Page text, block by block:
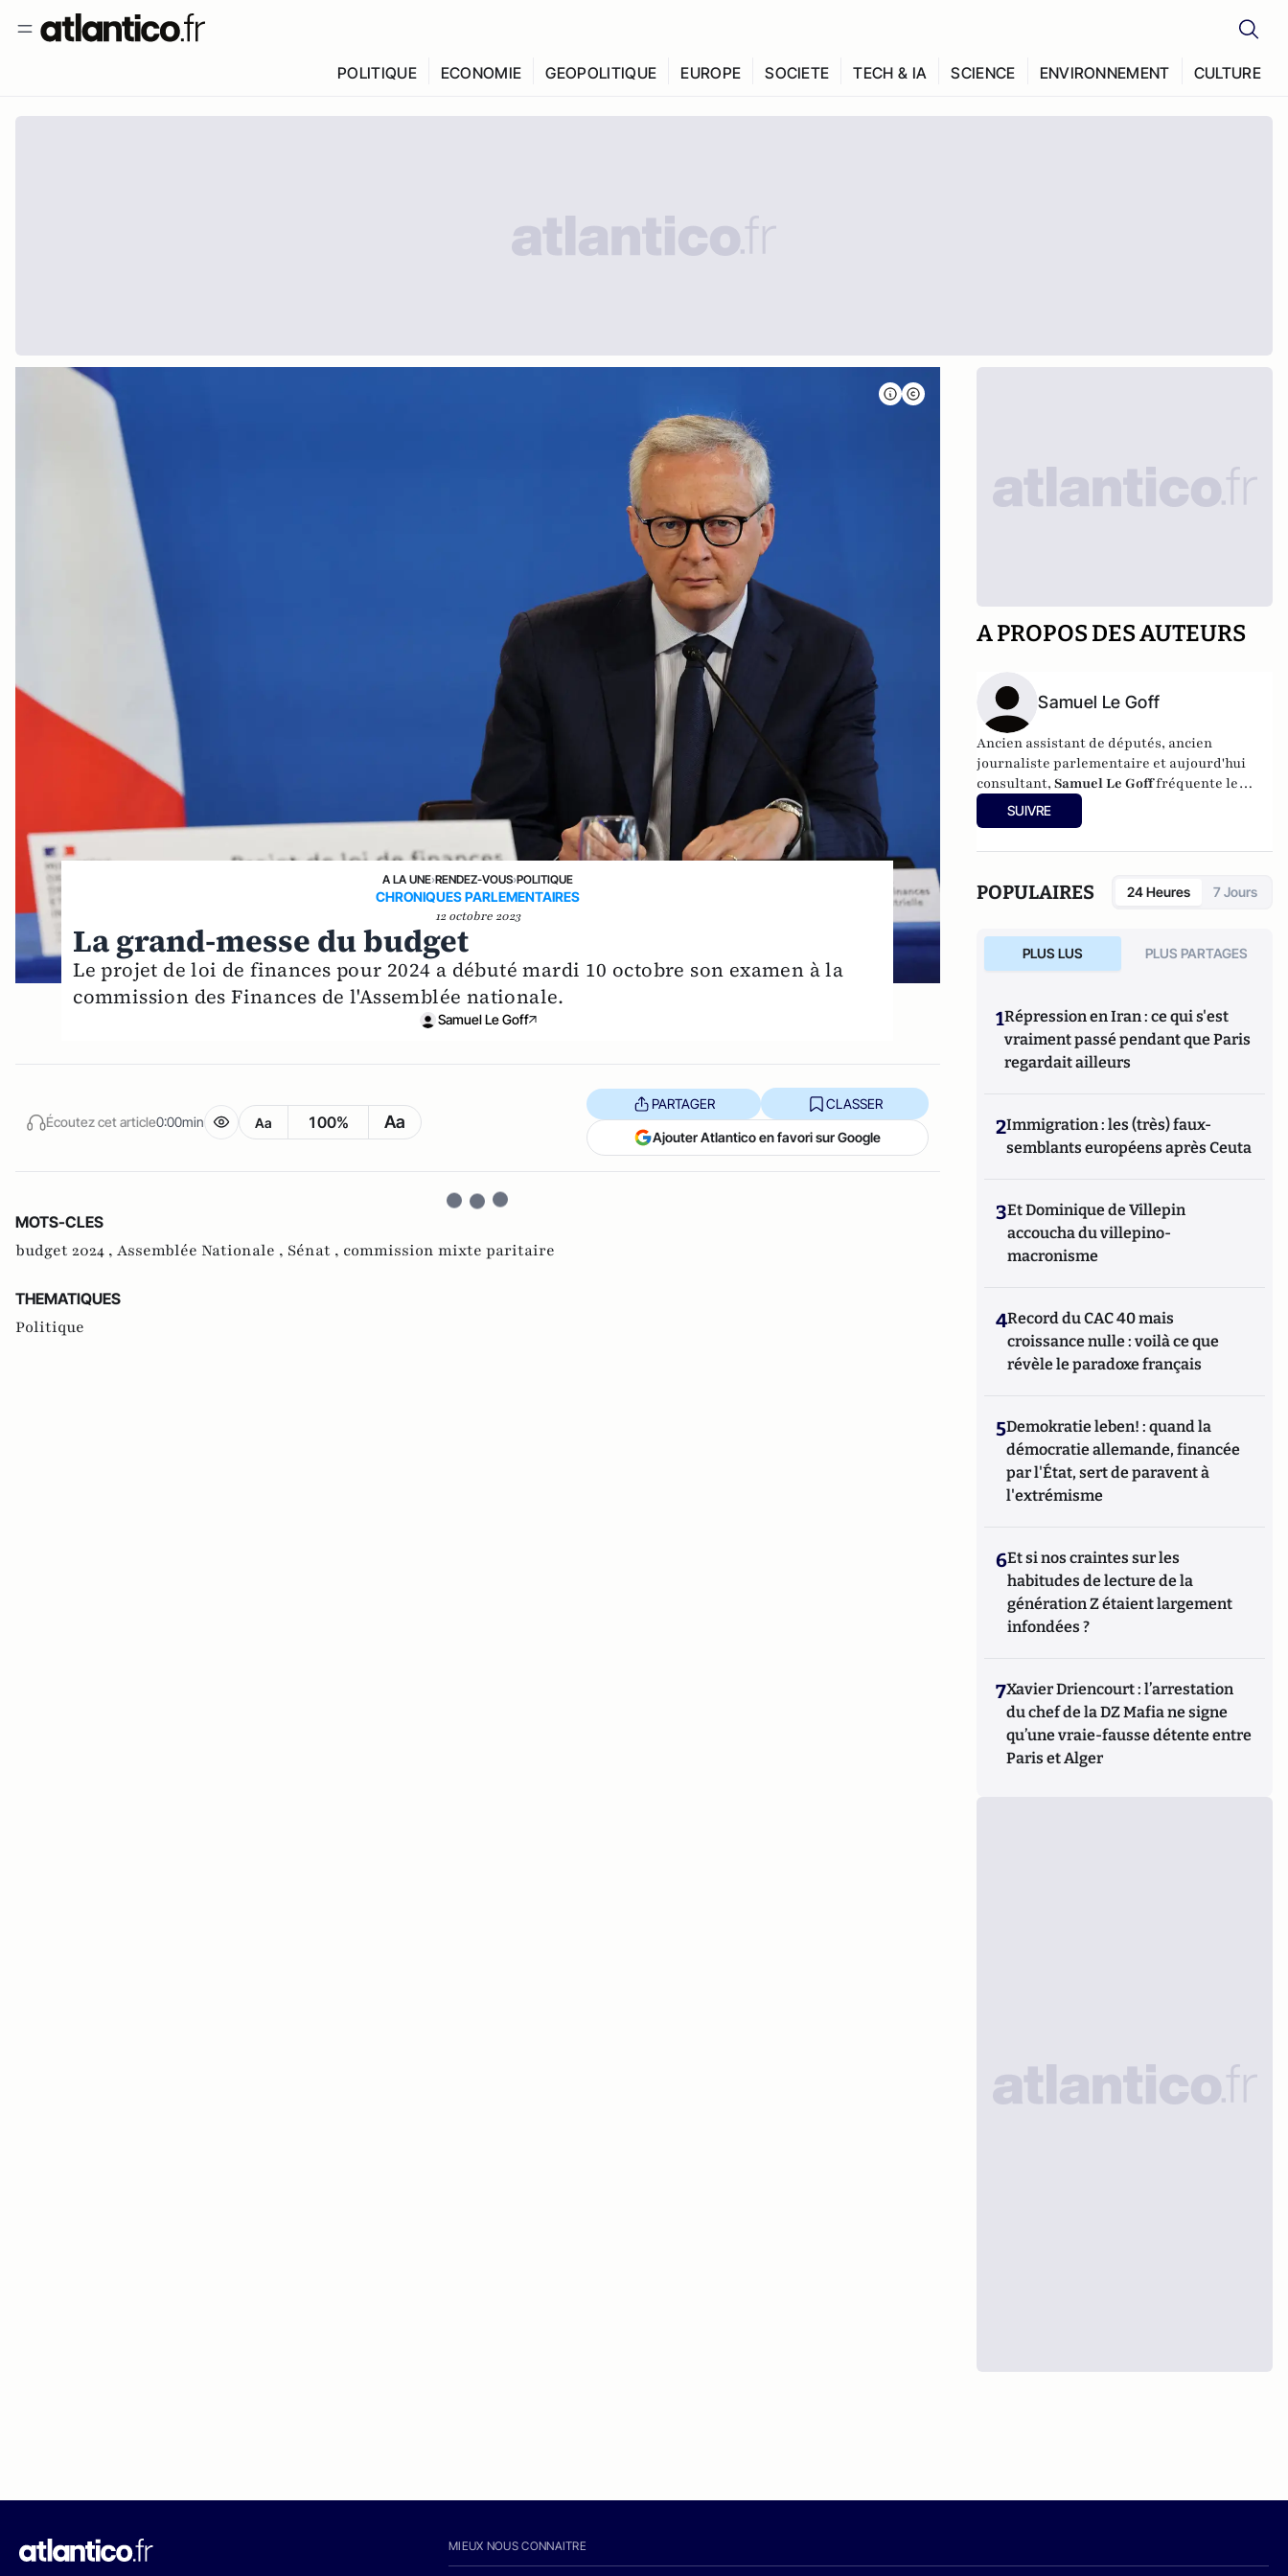
POLITIQUE ECONOMIE GEOPOLITIQUE EUROPE SOCIETE TECH & IA SCIENCE ENVIRONNEMENT CULTURE
A LA UNE›RENDEZ-VOUS›POLITIQUE
CHRONIQUES PARLEMENTAIRES
12 octobre 2023
La grand-messe du budget
Le projet de loi de finances pour 2024 a débuté mardi 10 octobre son examen à la
commission des Finances de l'Assemblée nationale.
Samuel Le Goff
Écoutez cet article0:00min Aa 100% Aa
PARTAGER CLASSER
Ajouter Atlantico en favori sur Google
MOTS-CLES
budget 2024 , Assemblée Nationale , Sénat , commission mixte paritaire
THEMATIQUES
Politique
A PROPOS DES AUTEURS
Samuel Le Goff
Ancien assistant de députés, ancien
journaliste parlementaire et aujourd'hui
consultant,Samuel Le Gofffréquente le
palais Bourbon et ses environs depuis 20
ans.
SUIVRE
POPULAIRES 24 Heures 7 Jours
PLUS LUS PLUS PARTAGES
1Répression en Iran : ce qui s'est
vraiment passé pendant que Paris
regardait ailleurs
2Immigration : les (très) faux-
semblants européens après Ceuta
3Et Dominique de Villepin
accoucha du villepino-
macronisme
4Record du CAC 40 mais
croissance nulle : voilà ce que
révèle le paradoxe français
5Demokratie leben! : quand la
démocratie allemande, financée
par l'État, sert de paravent à
l'extrémisme
6Et si nos craintes sur les
habitudes de lecture de la
génération Z étaient largement
infondées ?
7Xavier Driencourt : l’arrestation
du chef de la DZ Mafia ne signe
qu’une vraie-fausse détente entre
Paris et Alger
MIEUX NOUS CONNAITRE